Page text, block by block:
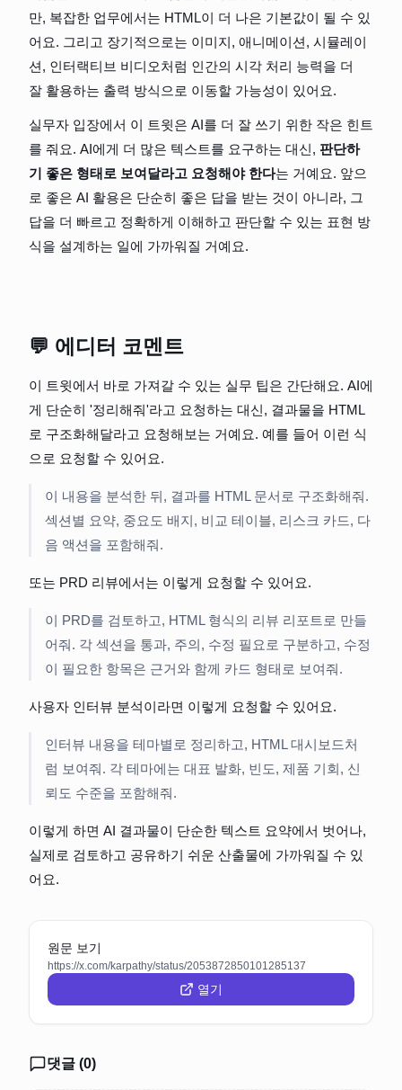
만, 복잡한 업무에서는 HTML이 더 나은 기본값이 될 수 있
어요. 그리고 장기적으로는 이미지, 애니메이션, 시뮬레이
션, 인터랙티브 비디오처럼 인간의 시각 처리 능력을 더
잘 활용하는 출력 방식으로 이동할 가능성이 있어요.
실무자 입장에서 이 트윗은 AI를 더 잘 쓰기 위한 작은 힌트
를 줘요. AI에게 더 많은 텍스트를 요구하는 대신, 판단하
기 좋은 형태로 보여달라고 요청해야 한다는 거예요. 앞으
로 좋은 AI 활용은 단순히 좋은 답을 받는 것이 아니라, 그
답을 더 빠르고 정확하게 이해하고 판단할 수 있는 표현 방
식을 설계하는 일에 가까워질 거예요.
💬 에디터 코멘트
이 트윗에서 바로 가져갈 수 있는 실무 팁은 간단해요. AI에
게 단순히 '정리해줘'라고 요청하는 대신, 결과물을 HTML
로 구조화해달라고 요청해보는 거예요. 예를 들어 이런 식
으로 요청할 수 있어요.
이 내용을 분석한 뒤, 결과를 HTML 문서로 구조화해줘.
섹션별 요약, 중요도 배지, 비교 테이블, 리스크 카드, 다
음 액션을 포함해줘.
또는 PRD 리뷰에서는 이렇게 요청할 수 있어요.
이 PRD를 검토하고, HTML 형식의 리뷰 리포트로 만들
어줘. 각 섹션을 통과, 주의, 수정 필요로 구분하고, 수정
이 필요한 항목은 근거와 함께 카드 형태로 보여줘.
사용자 인터뷰 분석이라면 이렇게 요청할 수 있어요.
인터뷰 내용을 테마별로 정리하고, HTML 대시보드처
럼 보여줘. 각 테마에는 대표 발화, 빈도, 제품 기회, 신
뢰도 수준을 포함해줘.
이렇게 하면 AI 결과물이 단순한 텍스트 요약에서 벗어나,
실제로 검토하고 공유하기 쉬운 산출물에 가까워질 수 있
어요.
원문 보기
https://x.com/karpathy/status/2053872850101285137
열기
댓글 (0)